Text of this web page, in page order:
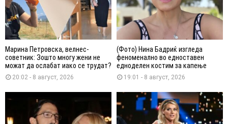
Марина Петровска, велнес-
советник: Зошто многу жени не
можат да ослабат иако се трудат?
20:02 - 8 август, 2026
(Фото) Нина Бадриќ изгледа
феноменално во едноставен
едноделен костим за капење
19:01 - 8 август, 2026